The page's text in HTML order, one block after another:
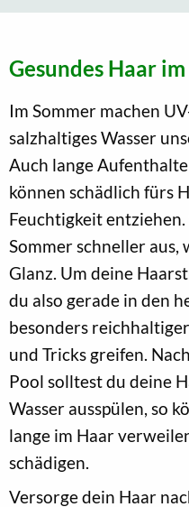
Gesundes Haar
Im Sommer machen
salzhaltiges Wasser
Auch lange
können schädlich fürs
Feuchtigkeit
Sommer schneller
Glanz. Um deine
du also gerade in den
besonders
und Tricks greifen.
Pool solltest du deine
Wasser ausspülen, so
lange im Haar
schädigen.
Versorge dein Haar